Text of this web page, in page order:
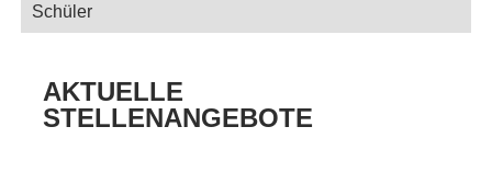
Schüler
AKTUELLE
STELLENANGEBOTE